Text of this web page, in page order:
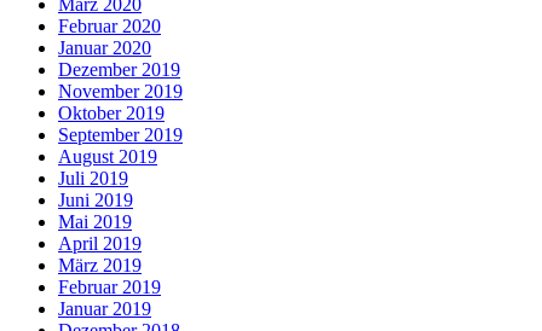
Februar 2020
Januar 2020
Dezember 2019
November 2019
Oktober 2019
September 2019
August 2019
Juli 2019
Juni 2019
Mai 2019
April 2019
März 2019
Februar 2019
Januar 2019